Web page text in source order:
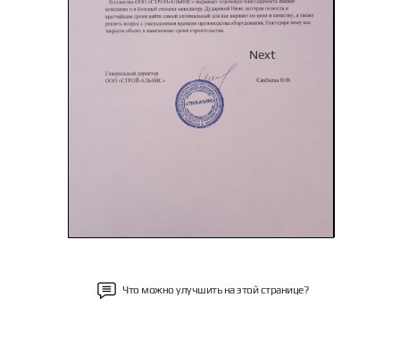
Next
Что можно улучшить на этой странице?